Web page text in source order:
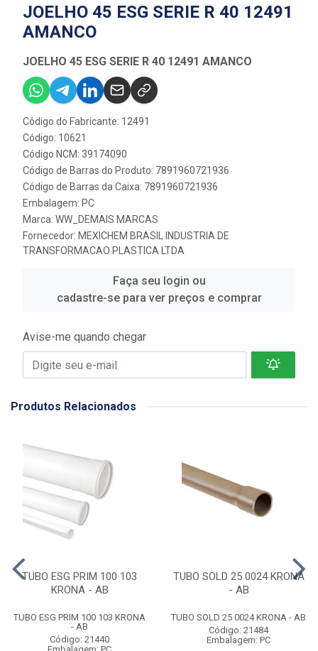
JOELHO 45 ESG SERIE R 40 12491
AMANCO
JOELHO 45 ESG SERIE R 40 12491 AMANCO
Código do Fabricante: 12491
Código: 10621
Código NCM: 39174090
Código de Barras do Produto: 7891960721936
Código de Barras da Caixa: 7891960721936
Embalagem: PC
Marca: WW_DEMAIS MARCAS
Fornecedor: MEXICHEM BRASIL INDUSTRIA DE
TRANSFORMACAO PLASTICA LTDA
Faça seu login ou
cadastre-se para ver preços e comprar
Avise-me quando chegar
Produtos Relacionados
TUBO ESG PRIM 100 103
KRONA - AB
TUBO ESG PRIM 100 103 KRONA
- AB
Código: 21440
TUBO SOLD 25 0024 KRONA
- AB
TUBO SOLD 25 0024 KRONA - AB
Código: 21484
Embalagem: PC